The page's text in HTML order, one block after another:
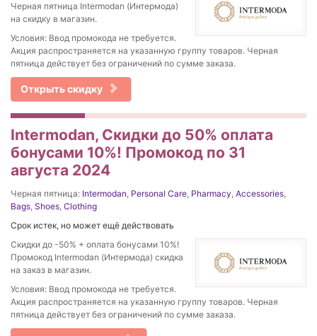
Черная пятница Intermodan (Интермода)
на скидку в магазин.
Условия: Ввод промокода не требуется.
Акция распространяется на указанную группу товаров. Черная
пятница действует без ограничений по сумме заказа.
Открыть скидку
Intermodan, Скидки до 50% оплата
бонусами 10%! Промокод по 31
августа 2024
Черная пятница: Intermodan, Personal Care, Pharmacy, Accessories,
Bags, Shoes, Clothing
Срок истек, но может ещё действовать
Скидки до -50% + оплата бонусами 10%!
Промокод Intermodan (Интермода) скидка
на заказ в магазин.
Условия: Ввод промокода не требуется.
Акция распространяется на указанную группу товаров. Черная
пятница действует без ограничений по сумме заказа.